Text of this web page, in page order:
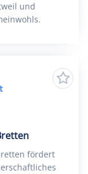
und
fördert